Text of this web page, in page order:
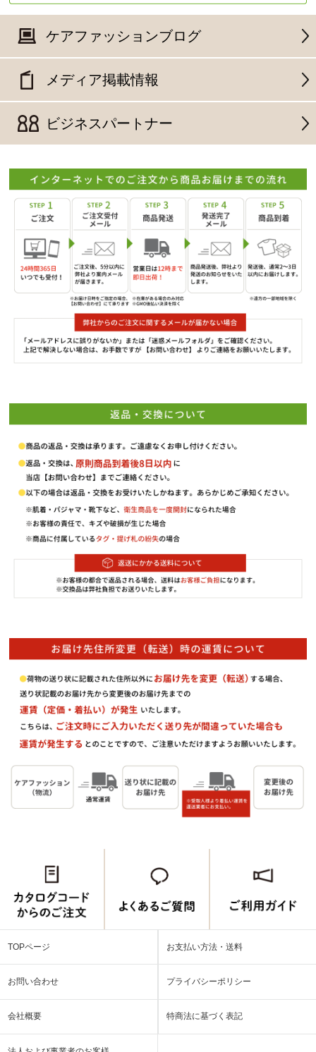
ケアファッションブログ
メディア掲載情報
ビジネスパートナー
TOPページ お支払い方法・送料
お問い合わせ プライバシーポリシー
会社概要 特商法に基づく表記